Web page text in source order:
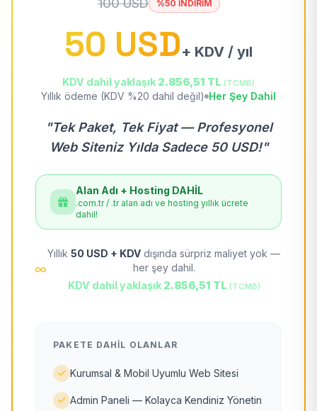
100 USD %50 İNDİRİM
50 USD+ KDV / yıl
KDV dahil yaklaşık 2.856,51 TL (TCMB)
Yıllık ödeme (KDV %20 dahil değil) Her Şey Dahil
"Tek Paket, Tek Fiyat — Profesyonel
Web Siteniz Yılda Sadece 50 USD!"
Alan Adı + Hosting DAHİL
.com.tr / .tr alan adı ve hosting yıllık ücrete
dahil!
Yıllık 50 USD + KDV dışında sürpriz maliyet yok —
her şey dahil.
KDV dahil yaklaşık 2.856,51 TL (TCMB)
PAKETE DAHIL OLANLAR
Kurumsal & Mobil Uyumlu Web Sitesi
Admin Paneli — Kolayca Kendiniz Yönetin